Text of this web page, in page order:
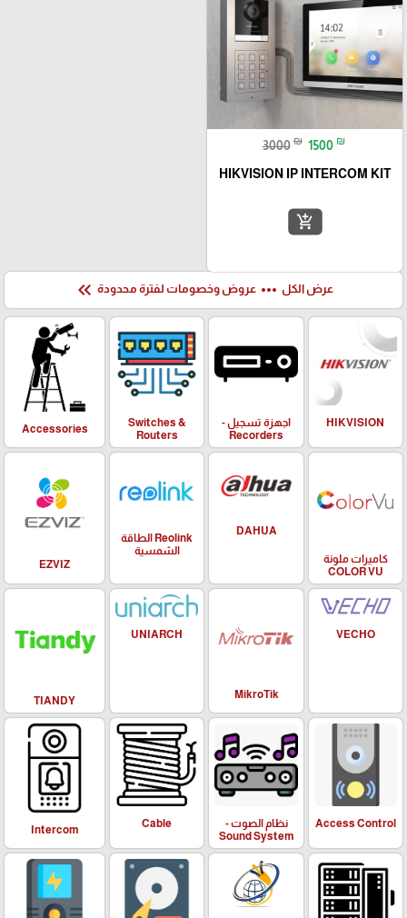
3000 ₪ 1500 ₪
HIKVISION IP INTERCOM KIT
add_shopping_cart
عرض الكل more_horiz عروض وخصومات لفترة محدودة keyboard_double_arrow_left
HIKVISION
اجهزة تسجيل -
Recorders
Switches &
Routers
Accessories
كاميرات ملونة
COLOR VU
DAHUA
Reolink الطاقة
الشمسية
EZVIZ
VECHO
MikroTik
UNIARCH
TIANDY
Access Control
نظام الصوت -
Sound System
Cable
Intercom